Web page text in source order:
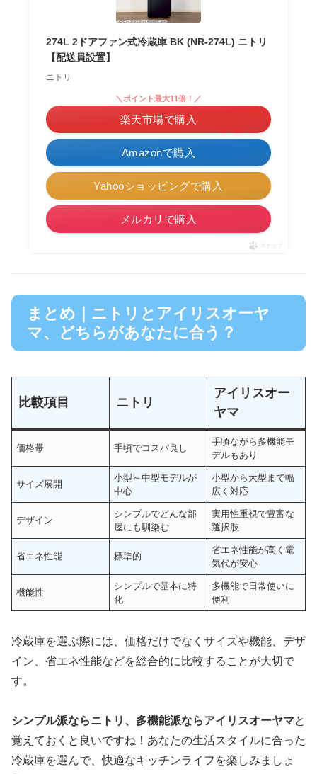
274L 2ドアファン式冷蔵庫 BK (NR-274L) ニトリ
【配送員設置】
ニトリ
Amazonで購入
＼ポイント最大11倍！／
楽天市場で購入
Yahooショッピングで購入
メルカリで購入
ポチップ
まとめ｜ニトリとアイリスオーヤ
マ、どちらがあなたに合う？
比較項目 ニトリ
アイリスオー
ヤマ
価格帯 手頃でコスパ良し
手頃ながら多機能モ
デルもあり
サイズ展開
小型～中型モデルが
中心
小型から大型まで幅
広く対応
デザイン
シンプルでどんな部
屋にも馴染む
実用性重視で豊富な
選択肢
省エネ性能 標準的
省エネ性能が高く電
気代が安心
機能性
シンプルで基本に特
化
多機能で日常使いに
便利
冷蔵庫を選ぶ際には、価格だけでなくサイズや機能、デザ
イン、省エネ性能などを総合的に比較することが大切で
す。
シンプル派ならニトリ、多機能派ならアイリスオーヤマと
覚えておくと良いですね！あなたの生活スタイルに合った
冷蔵庫を選んで、快適なキッチンライフを楽しみましょ